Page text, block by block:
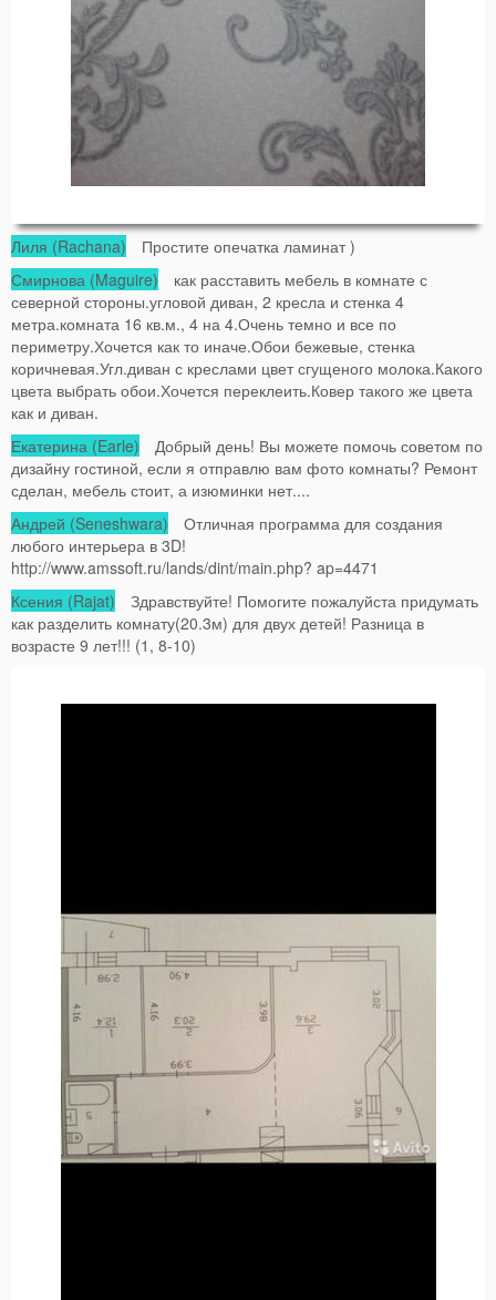
Лиля (Rachana) Простите опечатка ламинат )
Смирнова (Maguire) как расставить мебель в комнате с
северной стороны.угловой диван, 2 кресла и стенка 4
метра.комната 16 кв.м., 4 на 4.Очень темно и все по
периметру.Хочется как то иначе.Обои бежевые, стенка
коричневая.Угл.диван с креслами цвет сгущеного молока.Какого
цвета выбрать обои.Хочется переклеить.Ковер такого же цвета
как и диван.
Екатерина (Earle) Добрый день! Вы можете помочь советом по
дизайну гостиной, если я отправлю вам фото комнаты? Ремонт
сделан, мебель стоит, а изюминки нет....
Андрей (Seneshwara) Отличная программа для создания
любого интерьера в 3D!
http://www.amssoft.ru/lands/dint/main.php? ap=4471
Ксения (Rajat) Здравствуйте! Помогите пожалуйста придумать
как разделить комнату(20.3м) для двух детей! Разница в
возрасте 9 лет!!! (1, 8-10)